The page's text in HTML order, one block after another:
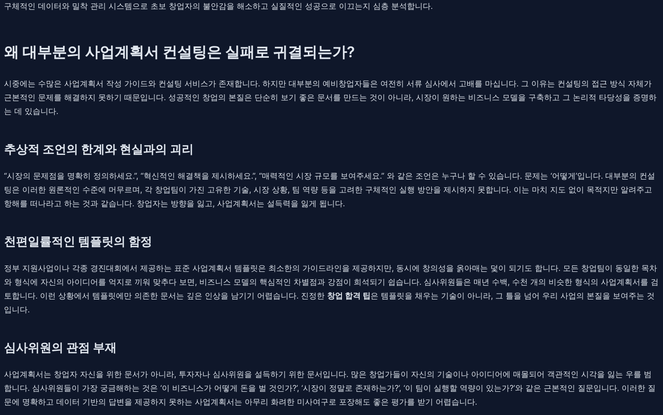
구체적인 데이터와 밀착 관리 시스템으로 초보 창업자의 불안감을 해소하고 실질적인 성공으로 이끄는지 심층 분석합니다.
왜 대부분의 사업계획서 컨설팅은 실패로 귀결되는가?
시중에는 수많은 사업계획서 작성 가이드와 컨설팅 서비스가 존재합니다. 하지만 대부분의 예비창업자들은 여전히 서류 심사에서 고배를 마십니다. 그 이유는 컨설팅의 접근 방식 자체가
근본적인 문제를 해결하지 못하기 때문입니다. 성공적인 창업의 본질은 단순히 보기 좋은 문서를 만드는 것이 아니라, 시장이 원하는 비즈니스 모델을 구축하고 그 논리적 타당성을 증명하
는 데 있습니다.
추상적 조언의 한계와 현실과의 괴리
“시장의 문제점을 명확히 정의하세요.”, “혁신적인 해결책을 제시하세요.”, “매력적인 시장 규모를 보여주세요.” 와 같은 조언은 누구나 할 수 있습니다. 문제는 ‘어떻게’입니다. 대부분의 컨설
팅은 이러한 원론적인 수준에 머무르며, 각 창업팀이 가진 고유한 기술, 시장 상황, 팀 역량 등을 고려한 구체적인 실행 방안을 제시하지 못합니다. 이는 마치 지도 없이 목적지만 알려주고
항해를 떠나라고 하는 것과 같습니다. 창업자는 방향을 잃고, 사업계획서는 설득력을 잃게 됩니다.
천편일률적인 템플릿의 함정
정부 지원사업이나 각종 경진대회에서 제공하는 표준 사업계획서 템플릿은 최소한의 가이드라인을 제공하지만, 동시에 창의성을 옭아매는 덫이 되기도 합니다. 모든 창업팀이 동일한 목차
와 형식에 자신의 아이디어를 억지로 끼워 맞추다 보면, 비즈니스 모델의 핵심적인 차별점과 강점이 희석되기 쉽습니다. 심사위원들은 매년 수백, 수천 개의 비슷한 형식의 사업계획서를 검
토합니다. 이런 상황에서 템플릿에만 의존한 문서는 깊은 인상을 남기기 어렵습니다. 진정한 창업 합격 팁은 템플릿을 채우는 기술이 아니라, 그 틀을 넘어 우리 사업의 본질을 보여주는 것
입니다.
심사위원의 관점 부재
사업계획서는 창업자 자신을 위한 문서가 아니라, 투자자나 심사위원을 설득하기 위한 문서입니다. 많은 창업가들이 자신의 기술이나 아이디어에 매몰되어 객관적인 시각을 잃는 우를 범
합니다. 심사위원들이 가장 궁금해하는 것은 ‘이 비즈니스가 어떻게 돈을 벌 것인가?’, ‘시장이 정말로 존재하는가?’, ‘이 팀이 실행할 역량이 있는가?’와 같은 근본적인 질문입니다. 이러한 질
문에 명확하고 데이터 기반의 답변을 제공하지 못하는 사업계획서는 아무리 화려한 미사여구로 포장해도 좋은 평가를 받기 어렵습니다.